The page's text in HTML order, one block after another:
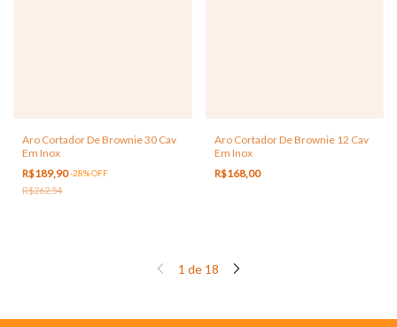
Aro Cortador De Brownie 30 Cav
Em Inox
R$189,90-28%OFF
R$262,54
Aro Cortador De Brownie 12 Cav
Em Inox
R$168,00
1 de 18